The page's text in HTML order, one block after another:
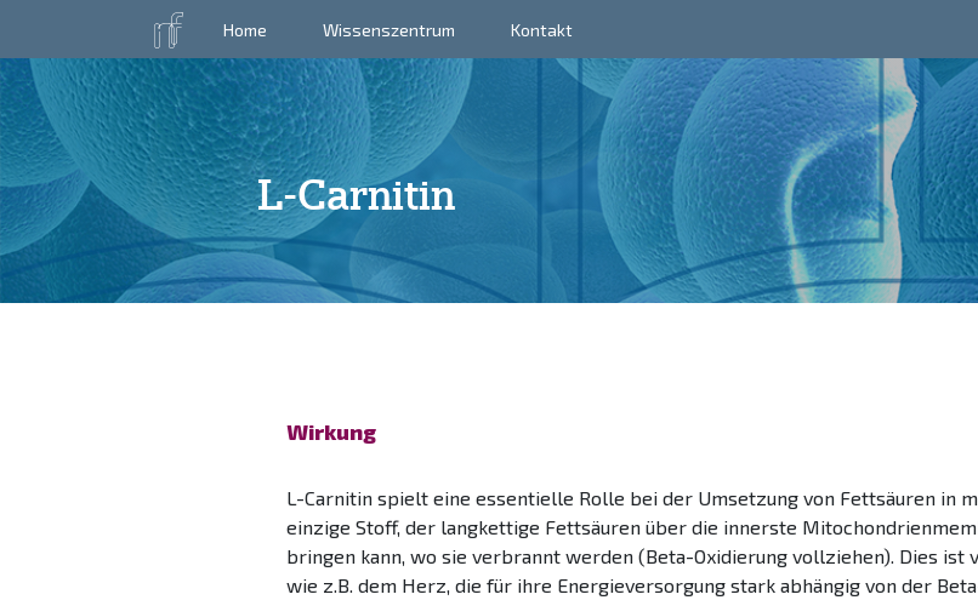
Home Wissenszentrum Kontakt
L-Carnitin
Wirkung
L-Carnitin spielt eine essentielle Rolle bei der Umsetzung von Fettsäuren in
einzige Stoff, der langkettige Fettsäuren über die innerste
bringen kann, wo sie verbrannt werden (Beta-Oxidierung vollziehen). Dies ist
wie z.B. dem Herz, die für ihre Energieversorgung stark abhängig von der